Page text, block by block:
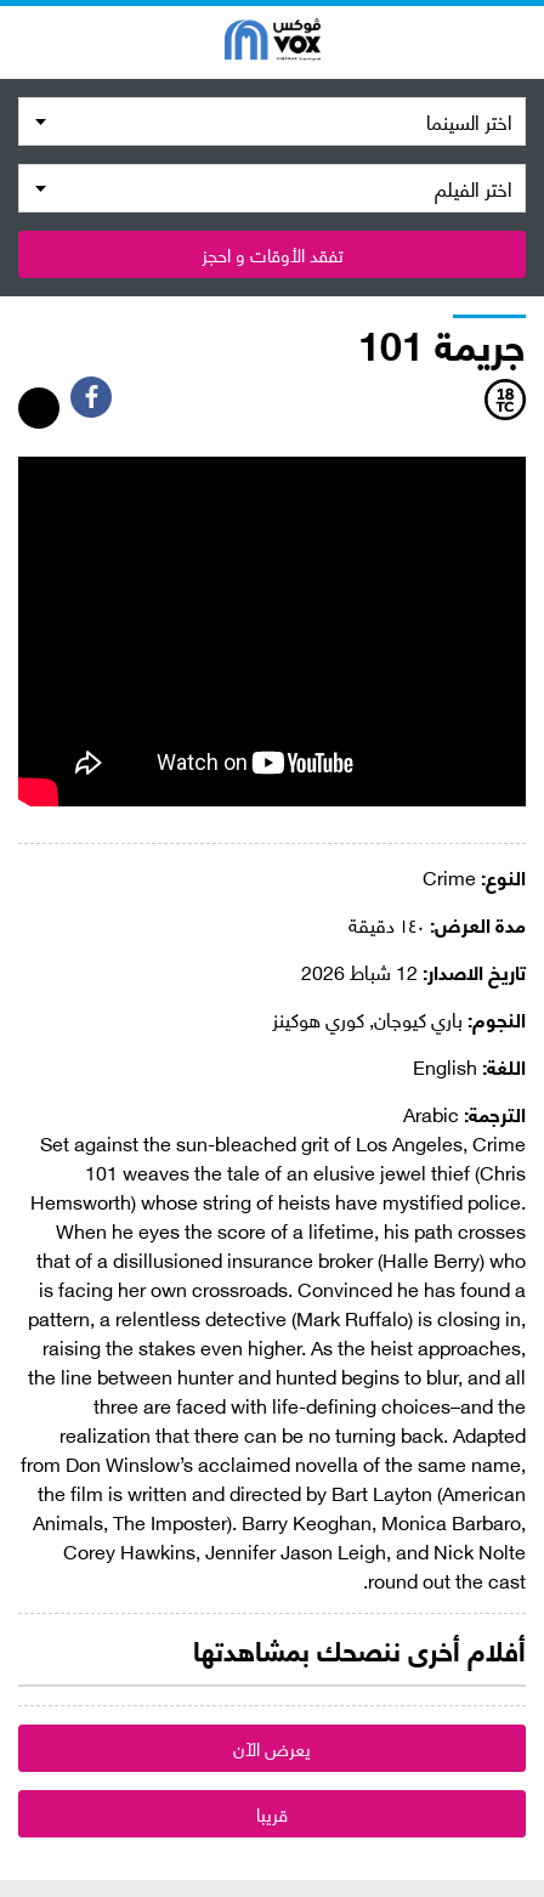
اختر السينما
اختر الفيلم
تفقد الأوقات و احجز
جريمة 101
النوع:
مدة العرض:
تاريخ الاصدار:
النجوم:باري كيوجان, كوري هوكينز
اللغة:
الترجمة:
Set against the sun-bleached grit of Los Angeles, Crime
101 weaves the tale of an elusive jewel thief (Chris
Hemsworth) whose string of heists have mystified police.
When he eyes the score of a lifetime, his path crosses
that of a disillusioned insurance broker (Halle Berry) who
is facing her own crossroads. Convinced he has found a
pattern, a relentless detective (Mark Ruffalo) is closing in,
raising the stakes even higher. As the heist approaches,
the line between hunter and hunted begins to blur, and all
three are faced with life-defining choices–and the
realization that there can be no turning back. Adapted
from Don Winslow’s acclaimed novella of the same name,
the film is written and directed by Bart Layton (American
Animals, The Imposter). Barry Keoghan, Monica Barbaro,
Corey Hawkins, Jennifer Jason Leigh, and Nick Nolte
round out the cast.
أفلام أخرى ننصحك بمشاهدتها
يعرض الآن
قريبا